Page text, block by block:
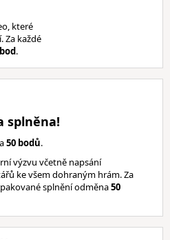
které
Za každé
.
splněna!
50 bodů.
výzvu včetně napsání
ke všem dohraným hrám. Za
splnění odměna50